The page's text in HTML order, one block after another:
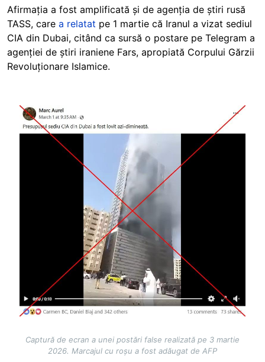
Afirmația a fost amplificată și de agenția de știri rusă
TASS, care a relatat pe 1 martie că Iranul a vizat sediul
CIA din Dubai, citând ca sursă o postare pe Telegram a
agenției de știri iraniene Fars, apropiată Corpului Gărzii
Revoluționare Islamice.
Image
Captură de ecran a unei postări false realizată pe 3 martie
2026. Marcajul cu roșu a fost adăugat de AFP